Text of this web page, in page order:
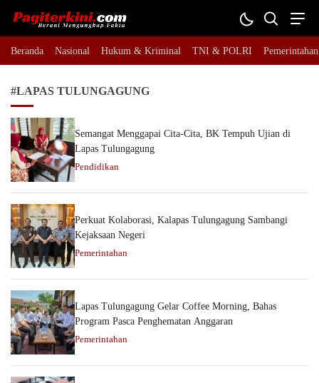
Pagiterkini.com
Berani Mengungkap Fakta
Beranda Nasional Hukum & Kriminal TNI & POLRI Pemerintahan
#LAPAS TULUNGAGUNG
Semangat Menggapai Cita-Cita, BK Tempuh Ujian di
Lapas Tulungagung
Pendidikan
Perkuat Kolaborasi, Kalapas Tulungagung Sambangi
Kejaksaan Negeri
Pemerintahan
Lapas Tulungagung Gelar Coffee Morning, Bahas
Program Pasca Penghematan Anggaran
Pemerintahan